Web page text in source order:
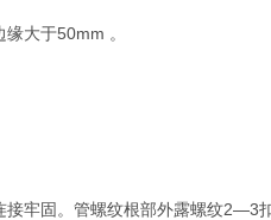
大于50mm 。
牢固。管螺纹根部外露螺纹2—3扣